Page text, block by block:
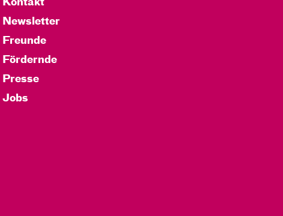
Kontakt
Newsletter
Freunde
Fördernde
Presse
Jobs